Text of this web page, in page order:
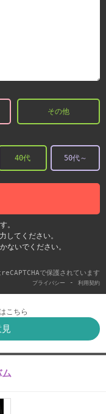
その他
40代 50代～
。
してください。
ないでください。
で保護されています
プライバシー - 利用契約
こちら